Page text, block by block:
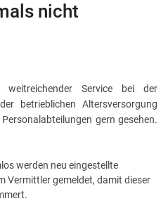
nicht
weitreichender Service bei der
betrieblichen Altersversorgung
gern gesehen.
werden neu eingestellte
Vermittler gemeldet, damit dieser